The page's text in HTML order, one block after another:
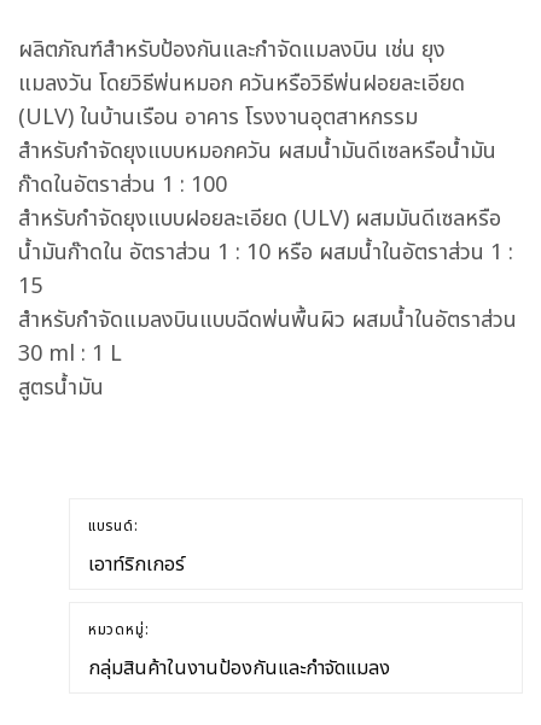
ผลิตภัณฑ์สำหรับป้องกันและกำจัดแมลงบิน เช่น ยุง
แมลงวัน โดยวิธีพ่นหมอก ควันหรือวิธีพ่นฝอยละเอียด
(ULV) ในบ้านเรือน อาคาร โรงงานอุตสาหกรรม
สำหรับกำจัดยุงแบบหมอกควัน ผสมน้ำมันดีเซลหรือน้ำมัน
ก๊าดในอัตราส่วน 1 : 100
สำหรับกำจัดยุงแบบฝอยละเอียด (ULV) ผสมมันดีเซลหรือ
น้ำมันก๊าดใน อัตราส่วน 1 : 10 หรือ ผสมน้ำในอัตราส่วน 1 :
15
สำหรับกำจัดแมลงบินแบบฉีดพ่นพื้นผิว ผสมน้ำในอัตราส่วน
30 ml : 1 L
สูตรน้ำมัน
แบรนด์:
เอาท์ริกเกอร์
หมวดหมู่:
กลุ่มสินค้าในงานป้องกันและกำจัดแมลง